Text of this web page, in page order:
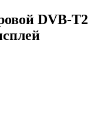
DVB-T2